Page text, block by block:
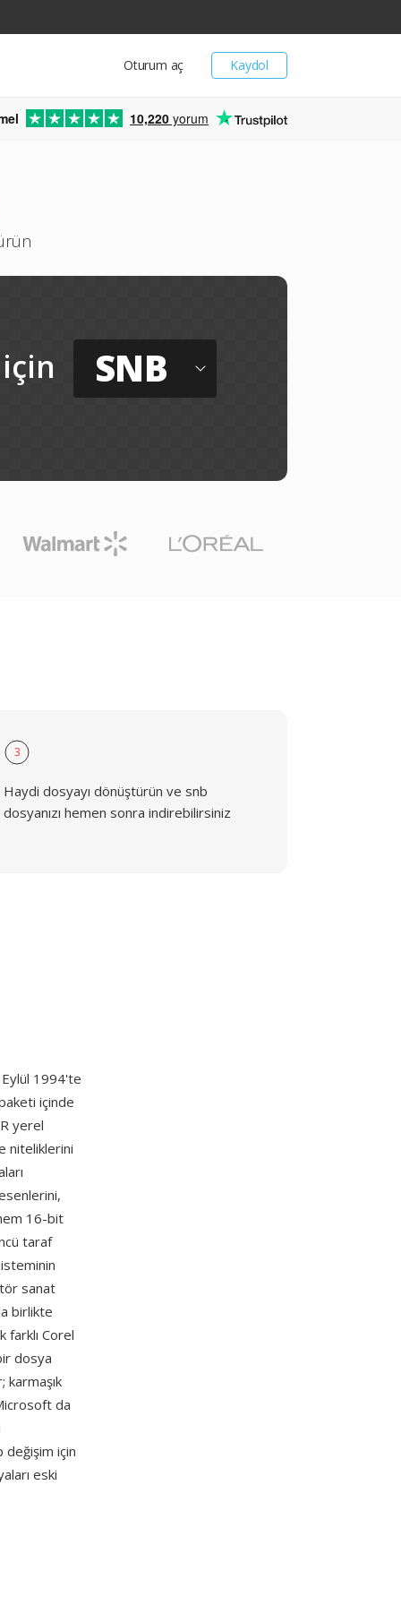
Kaydol
Oturum aç
10,220 yorum
için SNB
3
Haydi dosyayı dönüştürün ve snb
dosyanızı hemen sonra indirebilirsiniz
1994'te
içinde
yerel
niteliklerini
16-bit
taraf
sanat
birlikte
farklı Corel
dosya
da
değişim için
eski